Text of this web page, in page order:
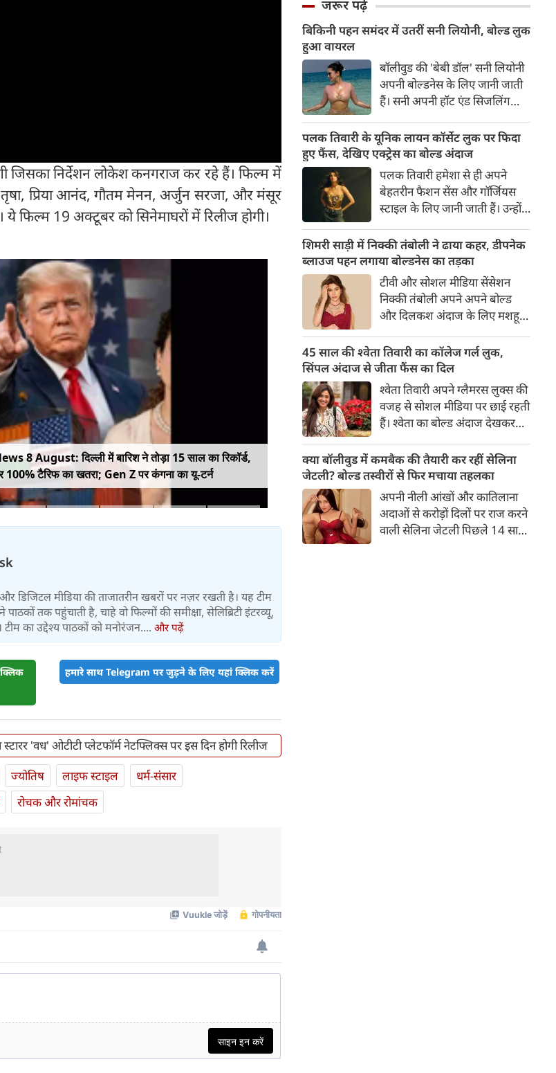
जिसका निर्देशन लोकेश कनगराज कर रहे हैं। फिल्म में
प्रिया आनंद, गौतम मेनन, अर्जुन सरजा, और मंसूर
19 अक्टूबर को सिनेमाघरों में रिलीज होगी।
8 August: दिल्ली में बारिश ने तोड़ा 15 साल का रिकॉर्ड,
100% टैरिफ का खतरा; Gen Z पर कंगना का यू-टर्न
डिजिटल मीडिया की ताजातरीन खबरों पर नज़र रखती है। यह टीम
तक पहुंचाती है, चाहे वो फिल्मों की समीक्षा, सेलिब्रिटी इंटरव्यू,
का उद्देश्य पाठकों को मनोरंजन.... और पढ़ें
हमारे साथ Telegram पर जुड़ने के लिए यहां क्लिक करें
स्टारर 'वध' ओटीटी प्लेटफॉर्म नेटफ्लिक्स पर इस दिन होगी रिलीज
ज्योतिष लाइफ स्‍टाइल
धर्म-संसार
रोचक और रोमांचक
जरूर पढ़ें
बिकिनी पहन समंदर में उतरीं सनी लियोनी, बोल्ड लुक
हुआ वायरल
बॉलीवुड की 'बेबी डॉल' सनी लियोनी
अपनी बोल्डनेस के लिए जानी जाती
हैं। सनी अपनी हॉट एंड सिजलिंग
रहती हैं। फैंस सनी लियोनी की तस्वीरों
का बेसब्री से इंतजार करते हैं। इस बार
सनी लियोनी ने मालदीव वेकेशन से
अपनी कुछ बोल्ड तस्वीरें शेयर की है।
पलक तिवारी के यूनिक लायन कॉर्सेट लुक पर फिदा
हुए फैंस, देखिए एक्ट्रेस का बोल्ड अंदाज
पलक तिवारी हमेशा से ही अपने
बेहतरीन फैशन सेंस और गॉर्जियस
स्टाइल के लिए जानी जाती हैं। उन्होंने
फिर फैंस का दिल जीत लिया है।
पलक ने एक बेहद यूनीक और
स्टाइलिश गोल्डन कॉर्सेट टॉप में
अपनी कुछ तस्वीरें शेयर की है।
शिमरी साड़ी में निक्की तंबोली ने ढाया कहर, डीपनेक
ब्लाउज पहन लगाया बोल्डनेस का तड़का
टीवी और सोशल मीडिया सेंसेशन
निक्की तंबोली अपने अपने बोल्ड
और दिलकश अंदाज के लिए मशहूर
इंटरनेट पर तहलका मचाती रहती हैं।
इस बार निक्की ने मरून कलर की
साड़ी में अपनी कुछ सुपर सिजलिंग
तस्वीरें शेयर की है। खूबसूरत शिमरी
साड़ी में निक्की की अदाएं देखने
लायक है।
45 साल की श्वेता तिवारी का कॉलेज गर्ल लुक,
सिंपल अंदाज से जीता फैंस का दिल
श्वेता तिवारी अपने ग्लैमरस लुक्स की
वजह से सोशल मीडिया पर छाई रहती
हैं। श्वेता का बोल्ड अंदाज देखकर
बच्चों की मां हैं। 45 साल की श्वेता
तिवारी की तस्वीरों पर फैंस जमकर
प्यार लुटाते हैं। इस बार श्वेता तिवारी
ने वेकेशन से अपनी कुछ तस्वीरें शेयर
की है।
क्या बॉलीवुड में कमबैक की तैयारी कर रहीं सेलिना
जेटली? बोल्ड तस्वीरों से फिर मचाया तहलका
अपनी नीली आंखों और कातिलाना
अदाओं से करोड़ों दिलों पर राज करने
वाली सेलिना जेटली पिछले 14 साल